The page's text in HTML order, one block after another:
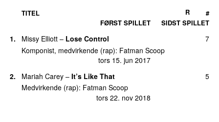
TITEL
FØRST SPILLET
SIDST SPILLET
R #
1. Missy Elliott – Lose Control
tors 15. jun 2017
7
Komponist, medvirkende (rap): Fatman Scoop
2. Mariah Carey – It’s Like That
tors 22. nov 2018
5
Medvirkende (rap): Fatman Scoop